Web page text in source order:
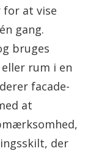
for at vise
gang.
bruges
rum i en
facade-
at
der